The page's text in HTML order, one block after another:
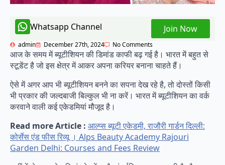
Whatsapp Channel Join Now
admin December 27th, 2024 No Comments
आज के समय में ब्यूटीशियन की डिमांड काफी बढ़ गई है। भारत में बहुत से
स्टूडेंट है जो इस क्षेत्र में आकर अपना करियर बनाना चाहते हैं।
ऐसे में अगर आप भी ब्यूटीशियन बनने का सपना देख रहे है, तो दोस्तों किसी
भी प्रकार की जल्दबाजी बिल्कुल भी ना करें। भारत में ब्यूटीशियन का वर्क
करवाने वाली कई एकेडमियां मौजूद है।
Read more Article : आल्प्स ब्यूटी एकेडमी, राजौरी गार्डन दिल्ली:
कोर्सेस एंड फीस रिव्यू । Alps Beauty Academy Rajouri
Garden Delhi: Courses and Fees Review